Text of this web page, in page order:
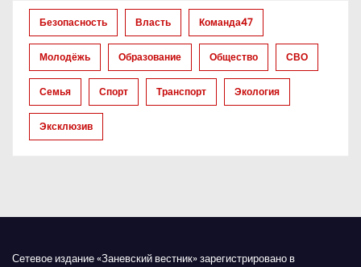
п
и
с
я
Безопасность Власть Команда47
Молодёжь Образование Общество СВО
Семья Спорт Транспорт Экология
Эксклюзив
Сетевое издание «Заневский вестник» зарегистрировано в